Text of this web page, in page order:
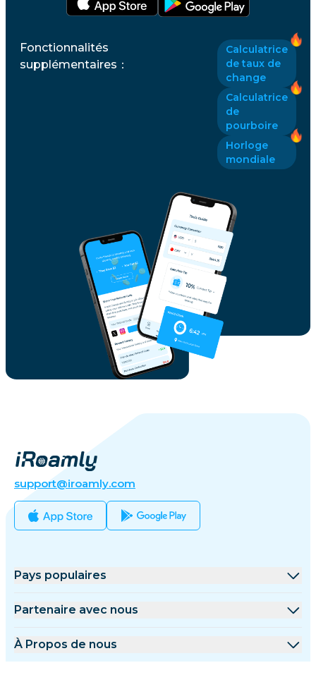
Fonctionnalités
supplémentaires ：
Calculatrice
de taux de
change
Calculatrice
de
pourboire
Horloge
mondiale
support@iroamly.com
Pays populaires
États-Unis
Turquie
Partenaire avec nous
Plateforme de gros
Programme d'affiliation
À Propos de nous